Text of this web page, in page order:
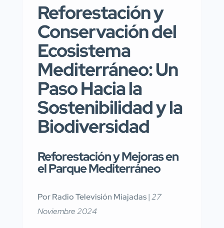
Reforestación y
Conservación del
Ecosistema
Mediterráneo: Un
Paso Hacia la
Sostenibilidad y la
Biodiversidad
Reforestación y Mejoras en
el Parque Mediterráneo
Por Radio Televisión Miajadas|27
Noviembre 2024